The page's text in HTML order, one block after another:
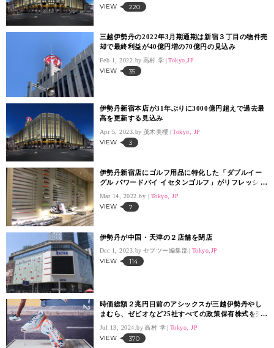
VIEW 220
三越伊勢丹の2022年3月期通期は新宿３丁目の物件売
却で最終利益が40億円増の70億円の見込み
Feb 1, 2022. 高村 学 Tokyo,JP
VIEW 35
伊勢丹新宿本店が31年ぶりに3000億円超えで過去最
高を更新する見込み
Apr 5, 2023. 茂木美櫻 Tokyo, JP
VIEW 3
伊勢丹新宿店にゴルフ用品に特化した「ダブルイー
グル パワードバイ イセタンゴルフ」がリフレッシュ
オープン
Mar 14, 2022. Tokyo, JP
VIEW 7
伊勢丹が中国・天津の２店舗を閉店
Dec 1, 2023. セブツー編集部 Tokyo,JP
VIEW 114
時価総額２兆円目前のアシックスが三越伊勢丹やし
まむら、ゼビオなど25社すべての政策保有株式を売
却
Jul 13, 2024. 高村 学 Tokyo, JP
VIEW 370